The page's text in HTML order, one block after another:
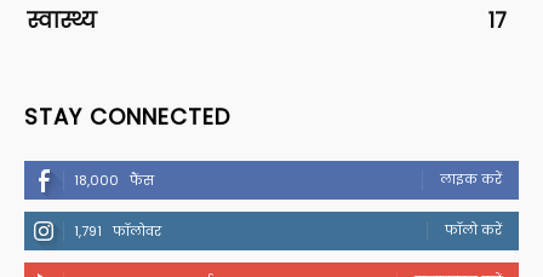
स्वास्थ्य
17
STAY CONNECTED
18,000 फैंस लाइक करें
1,791 फॉलोवर फॉलो करें